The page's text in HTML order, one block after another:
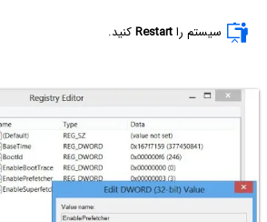
سیستم راRestartکنید.